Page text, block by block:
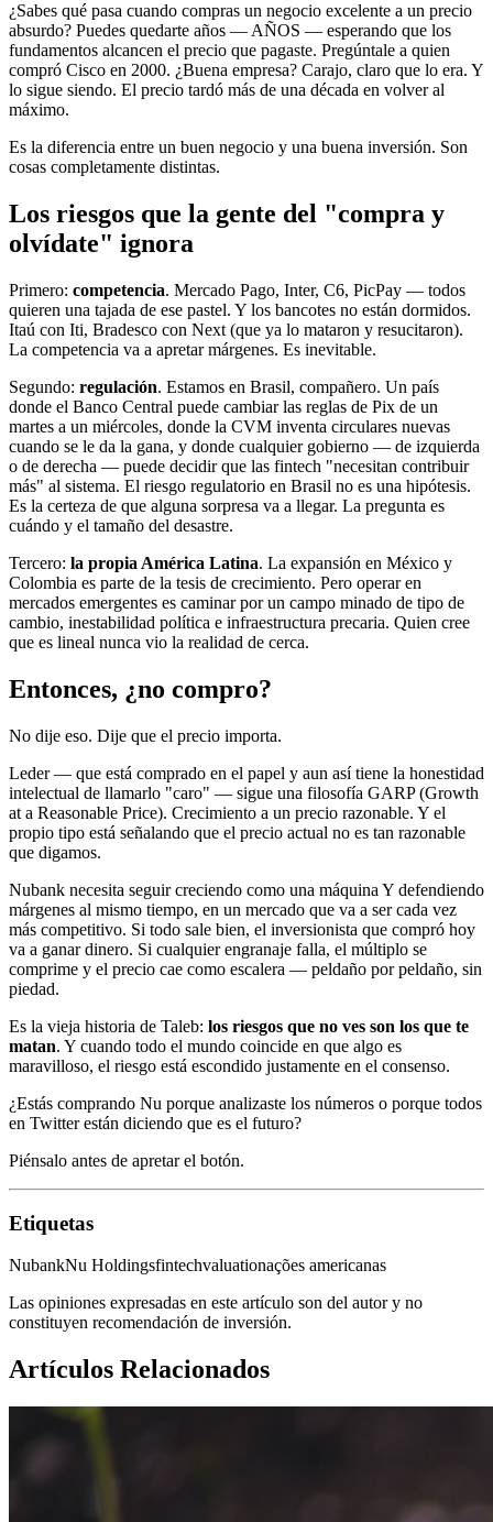
¿Sabes qué pasa cuando compras un negocio excelente a un precio
absurdo? Puedes quedarte años — AÑOS — esperando que los
fundamentos alcancen el precio que pagaste. Pregúntale a quien
compró Cisco en 2000. ¿Buena empresa? Carajo, claro que lo era. Y
lo sigue siendo. El precio tardó más de una década en volver al
máximo.
Es la diferencia entre un buen negocio y una buena inversión. Son
cosas completamente distintas.
Los riesgos que la gente del "compra y
olvídate" ignora
Primero: competencia. Mercado Pago, Inter, C6, PicPay — todos
quieren una tajada de ese pastel. Y los bancotes no están dormidos.
Itaú con Iti, Bradesco con Next (que ya lo mataron y resucitaron).
La competencia va a apretar márgenes. Es inevitable.
Segundo: regulación. Estamos en Brasil, compañero. Un país
donde el Banco Central puede cambiar las reglas de Pix de un
martes a un miércoles, donde la CVM inventa circulares nuevas
cuando se le da la gana, y donde cualquier gobierno — de izquierda
o de derecha — puede decidir que las fintech "necesitan contribuir
más" al sistema. El riesgo regulatorio en Brasil no es una hipótesis.
Es la certeza de que alguna sorpresa va a llegar. La pregunta es
cuándo y el tamaño del desastre.
Tercero: la propia América Latina. La expansión en México y
Colombia es parte de la tesis de crecimiento. Pero operar en
mercados emergentes es caminar por un campo minado de tipo de
cambio, inestabilidad política e infraestructura precaria. Quien cree
que es lineal nunca vio la realidad de cerca.
Entonces, ¿no compro?
No dije eso. Dije que el precio importa.
Leder — que está comprado en el papel y aun así tiene la honestidad
intelectual de llamarlo "caro" — sigue una filosofía GARP (Growth
at a Reasonable Price). Crecimiento a un precio razonable. Y el
propio tipo está señalando que el precio actual no es tan razonable
que digamos.
Nubank necesita seguir creciendo como una máquina Y defendiendo
márgenes al mismo tiempo, en un mercado que va a ser cada vez
más competitivo. Si todo sale bien, el inversionista que compró hoy
va a ganar dinero. Si cualquier engranaje falla, el múltiplo se
comprime y el precio cae como escalera — peldaño por peldaño, sin
piedad.
Es la vieja historia de Taleb: los riesgos que no ves son los que te
matan. Y cuando todo el mundo coincide en que algo es
maravilloso, el riesgo está escondido justamente en el consenso.
¿Estás comprando Nu porque analizaste los números o porque todos
en Twitter están diciendo que es el futuro?
Piénsalo antes de apretar el botón.
Etiquetas
NubankNu Holdingsfintechvaluationações americanas
Las opiniones expresadas en este artículo son del autor y no
constituyen recomendación de inversión.
Artículos Relacionados